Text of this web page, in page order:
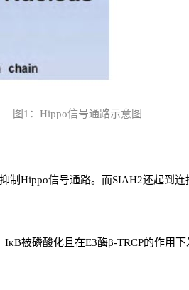
图1：Hippo信号通路示意图
制Hippo信号通路。而SIAH2还起到
被磷酸化且在E3酶β-TRCP的作用